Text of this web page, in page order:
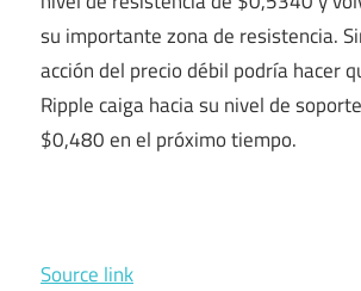
su importante zona de resistencia.
acción del precio débil podría hacer
Ripple caiga hacia su nivel de
$0,480 en el próximo tiempo.
Source link